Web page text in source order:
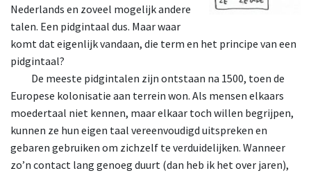
Nederlands en zoveel mogelijk andere
talen. Een pidgintaal dus. Maar waar
komt dat eigenlijk vandaan, die term en het principe van een
pidgintaal?
De meeste pidgintalen zijn ontstaan na 1500, toen de
Europese kolonisatie aan terrein won. Als mensen elkaars
moedertaal niet kennen, maar elkaar toch willen begrijpen,
kunnen ze hun eigen taal vereenvoudigd uitspreken en
gebaren gebruiken om zichzelf te verduidelijken. Wanneer
zo’n contact lang genoeg duurt (dan heb ik het over jaren),